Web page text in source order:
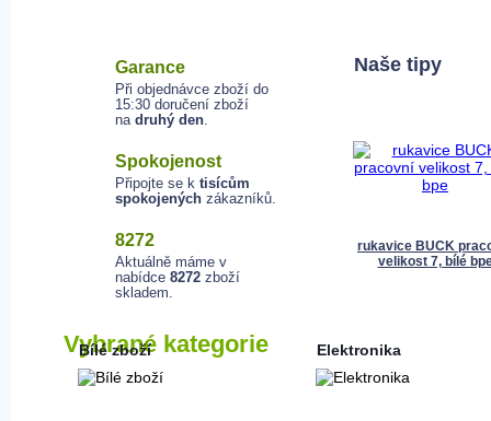
Garance
Při objednávce zboží do
15:30 doručení zboží
na druhý den.
Spokojenost
Připojte se k tisícům
spokojených zákazníků.
8272
Aktuálně máme v
nabídce 8272 zboží
skladem.
Naše tipy
rukavice BUCK
velikost 7, bílé
Vybrané kategorie
Bílé zboží Elektronika